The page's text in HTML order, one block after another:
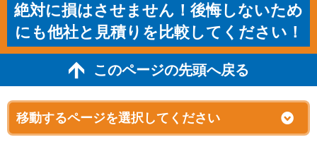
絶対に損はさせません！後悔しないため
にも他社と見積りを比較してください！
このページの先頭へ戻る